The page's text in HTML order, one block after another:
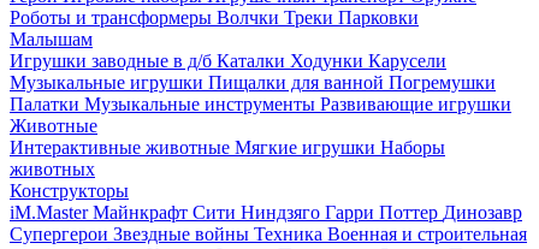
Роботы и трансформеры Волчки Треки Парковки
Малышам
Игрушки заводные в д/б Каталки Ходунки Карусели
Музыкальные игрушки Пищалки для ванной Погремушки
Палатки Музыкальные инструменты Развивающие игрушки
Животные
Интерактивные животные Мягкие игрушки Наборы
животных
Конструкторы
iM.Master Майнкрафт Сити Ниндзяго Гарри Поттер Динозавр
Супергерои Звездные войны Техника Военная и строительная